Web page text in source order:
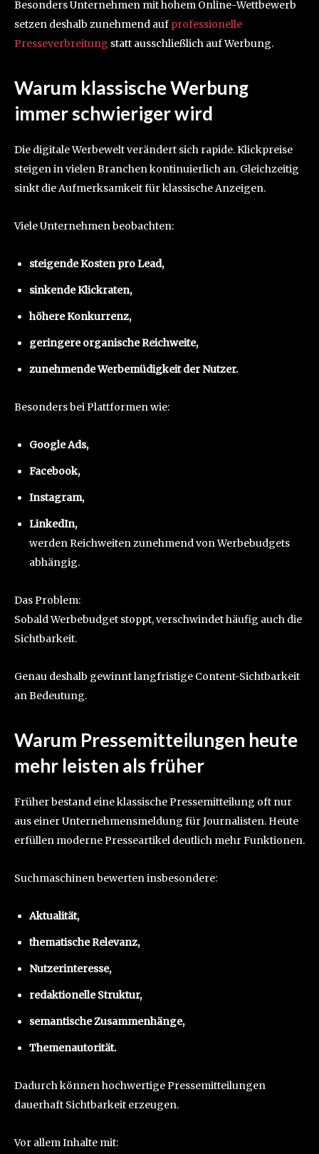
Besonders Unternehmen mit hohem Online-Wettbewerb
setzen deshalb zunehmend auf professionelle
Presseverbreitung statt ausschließlich auf Werbung.
Warum klassische Werbung
immer schwieriger wird
Die digitale Werbewelt verändert sich rapide. Klickpreise
steigen in vielen Branchen kontinuierlich an. Gleichzeitig
sinkt die Aufmerksamkeit für klassische Anzeigen.
Viele Unternehmen beobachten:
steigende Kosten pro Lead,
sinkende Klickraten,
höhere Konkurrenz,
geringere organische Reichweite,
zunehmende Werbemüdigkeit der Nutzer.
Besonders bei Plattformen wie:
Google Ads,
Facebook,
Instagram,
LinkedIn,
werden Reichweiten zunehmend von Werbebudgets
abhängig.
Das Problem:
Sobald Werbebudget stoppt, verschwindet häufig auch die
Sichtbarkeit.
Genau deshalb gewinnt langfristige Content-Sichtbarkeit
an Bedeutung.
Warum Pressemitteilungen heute
mehr leisten als früher
Früher bestand eine klassische Pressemitteilung oft nur
aus einer Unternehmensmeldung für Journalisten. Heute
erfüllen moderne Presseartikel deutlich mehr Funktionen.
Suchmaschinen bewerten insbesondere:
Aktualität,
thematische Relevanz,
Nutzerinteresse,
redaktionelle Struktur,
semantische Zusammenhänge,
Themenautorität.
Dadurch können hochwertige Pressemitteilungen
dauerhaft Sichtbarkeit erzeugen.
Vor allem Inhalte mit: